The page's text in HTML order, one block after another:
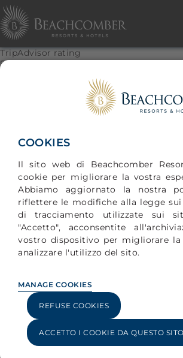
COOKIES
Il sito web di Beachcomber
cookie per migliorare la vostra
Abbiamo aggiornato la nostra
riflettere le modifiche alla legge
di tracciamento utilizzate sui
"Accetto", acconsentite
vostro dispositivo per migliorare
analizzare l'utilizzo del sito.
MANAGE COOKIES
REFUSE COOKIES
ACCETTO I COOKIE DA QUESTO SITO
TripAdvisor rating
Shandrani Beachcomber
Sulla base di 6081
Location :
Camera(e)
Value
Pulizia
© 2026 NEW MAURITIUS HOTELS